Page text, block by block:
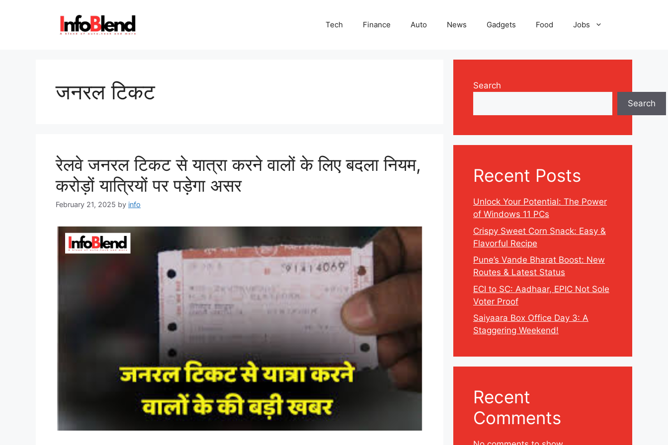
Tech Finance Auto News Gadgets Food Jobs
जनरल टिकट
रेलवे जनरल टिकट से यात्रा करने वालों के लिए बदला नियम,
करोड़ों यात्रियों पर पड़ेगा असर
February 21, 2025 by info
Search
Search
Recent Posts
Unlock Your Potential: The Power
of Windows 11 PCs
Crispy Sweet Corn Snack: Easy &
Flavorful Recipe
Pune’s Vande Bharat Boost: New
Routes & Latest Status
ECI to SC: Aadhaar, EPIC Not Sole
Voter Proof
Saiyaara Box Office Day 3: A
Staggering Weekend!
Recent
Comments